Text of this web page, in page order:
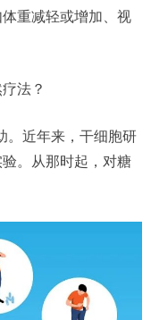
重减轻或增加、视
法？
。近年来，干细胞研
。从那时起，对糖